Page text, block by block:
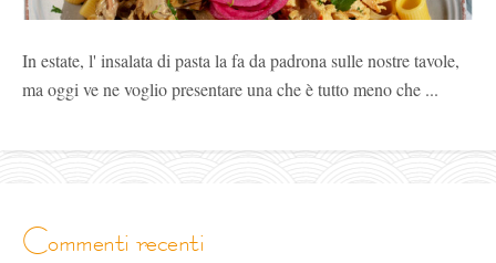
In estate, l' insalata di pasta la fa da padrona sulle nostre tavole,
ma oggi ve ne voglio presentare una che è tutto meno che ...
commenti recenti